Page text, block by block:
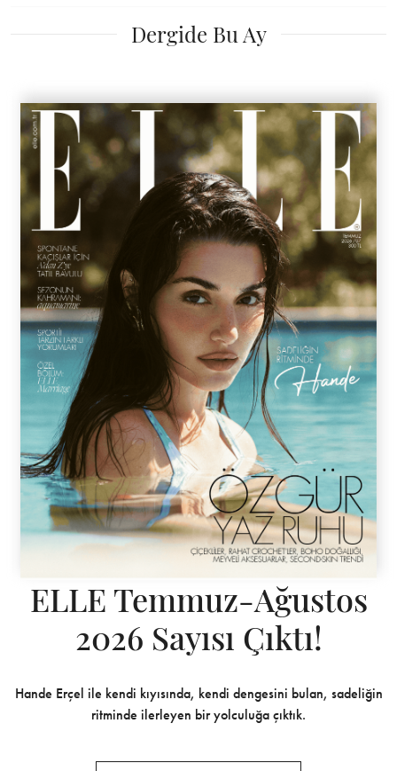
Dergide Bu Ay
ELLE Temmuz-Ağustos
2026 Sayısı Çıktı!
Hande Erçel ile kendi kıyısında, kendi dengesini bulan, sadeliğin
ritminde ilerleyen bir yolculuğa çıktık.